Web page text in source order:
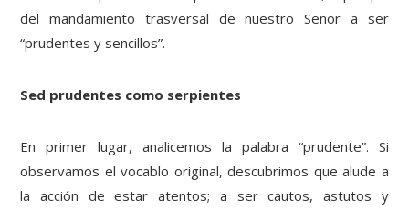
del mandamiento trasversal de nuestro Señor a ser
“prudentes y sencillos”.
Sed prudentes como serpientes
En primer lugar, analicemos la palabra “prudente”. Si
observamos el vocablo original, descubrimos que alude a
la acción de estar atentos; a ser cautos, astutos y